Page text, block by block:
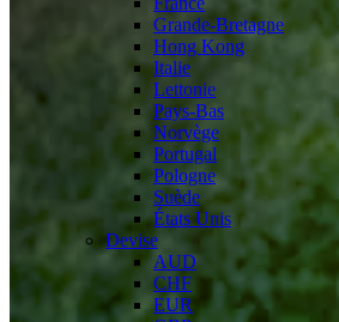
Grande-Bretagne
Hong Kong
Italie
Lettonie
Pays-Bas
Norvège
Portugal
Pologne
Suède
États Unis
Devise
AUD
CHF
EUR